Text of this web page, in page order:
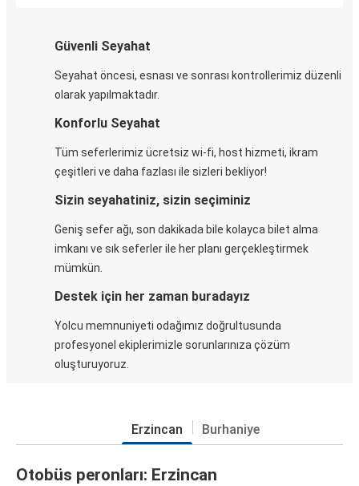
Güvenli Seyahat
Seyahat öncesi, esnası ve sonrası kontrollerimiz düzenli
olarak yapılmaktadır.
Konforlu Seyahat
Tüm seferlerimiz ücretsiz wi-fi, host hizmeti, ikram
çeşitleri ve daha fazlası ile sizleri bekliyor!
Sizin seyahatiniz, sizin seçiminiz
Geniş sefer ağı, son dakikada bile kolayca bilet alma
imkanı ve sık seferler ile her planı gerçekleştirmek
mümkün.
Destek için her zaman buradayız
Yolcu memnuniyeti odağımız doğrultusunda
profesyonel ekiplerimizle sorunlarınıza çözüm
oluşturuyoruz.
Erzincan Burhaniye
Otobüs peronları: Erzincan